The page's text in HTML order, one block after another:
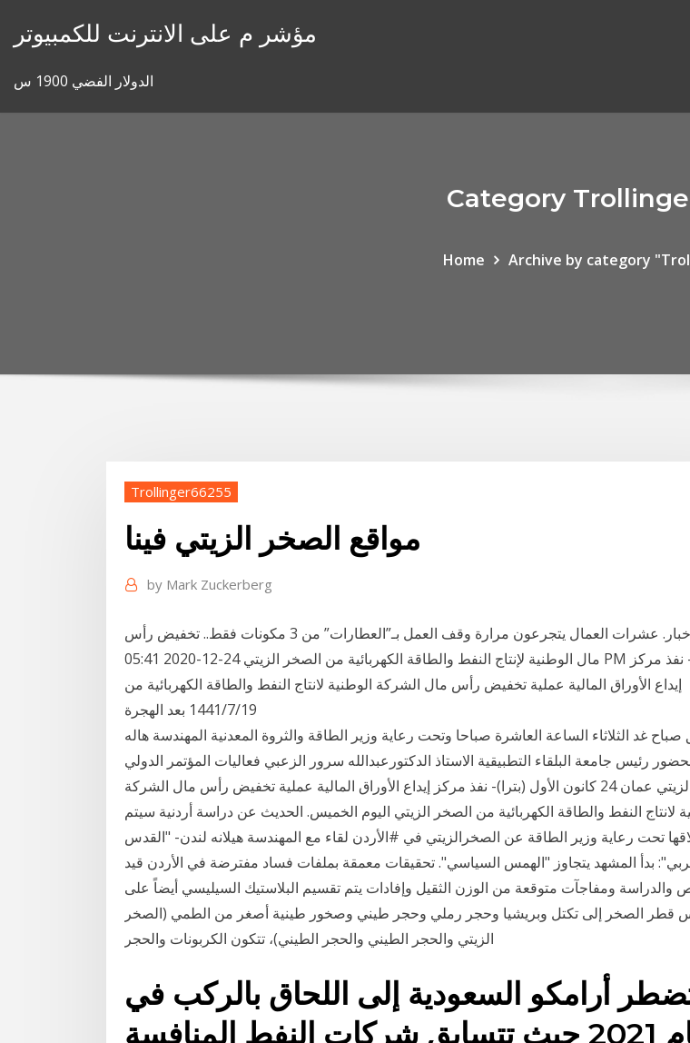
مؤشر م على الانترنت للكمبيوتر
الدولار الفضي 1900 س
Category
Home Archive by category
Trollinger66255
مواقع الصخر الزيتي فينا
by Mark Zuckerberg
آخر الأخبار. عشرات العمال يتجرعون مرارة وقف العمل بـ”العطارات” من 3 مكونات فقط.. تخفيض رأس
مال الوطنية لإنتاج النفط والطاقة الكهربائية من الصخر الزيتي 24-12-2020 05:41 PM عمون - نفذ مركز
إيداع الأوراق المالية عملية تخفيض رأس مال الشركة الوطنية لانتاج النفط والطاقة الكهربائية من
19‏‏/7‏‏/1441 بعد الهجرة
صباح غد الثلاثاء الساعة العاشرة صباحا وتحت رعاية وزير الطاقة والثروة المعدنية المهندسة هاله
رئيس جامعة البلقاء التطبيقية الاستاذ الدكتورعبدالله سرور الزعبي فعاليات المؤتمر الدولي
للصخر الزيتي عمان 24 كانون الأول (بترا)- نفذ مركز إيداع الأوراق المالية عملية تخفيض رأس مال الشركة
لانتاج النفط والطاقة الكهربائية من الصخر الزيتي اليوم الخميس. الحديث عن دراسة أردنية سيتم
تحت رعاية وزير الطاقة عن الصخرالزيتي في #الأردن لقاء مع المهندسة هيلانه لندن- "القدس
بدأ المشهد يتجاوز "الهمس السياسي". تحقيقات معمقة بملفات فساد مفترضة في الأردن قيد
والدراسة ومفاجآت متوقعة من الوزن الثقيل وإفادات يتم تقسيم البلاستيك السيليسي أيضاً على
قطر الصخر إلى تكتل وبريشيا وحجر رملي وحجر طيني وصخور طينية أصغر من الطمي (الصخر
الزيتي والحجر الطيني والحجر الطيني)، تتكون الكربونات والحجر
أرامكو السعودية إلى اللحاق بالركب في
عام 2021 حيث تتسابق شركات النفط المنافسة